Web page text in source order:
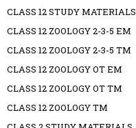
CLASS 12 STUDY MATERIALS
CLASS 12 ZOOLOGY 2-3-5 EM
CLASS 12 ZOOLOGY 2-3-5 TM
CLASS 12 ZOOLOGY OT EM
CLASS 12 ZOOLOGY OT TM
CLASS 12 ZOOLOGY TM